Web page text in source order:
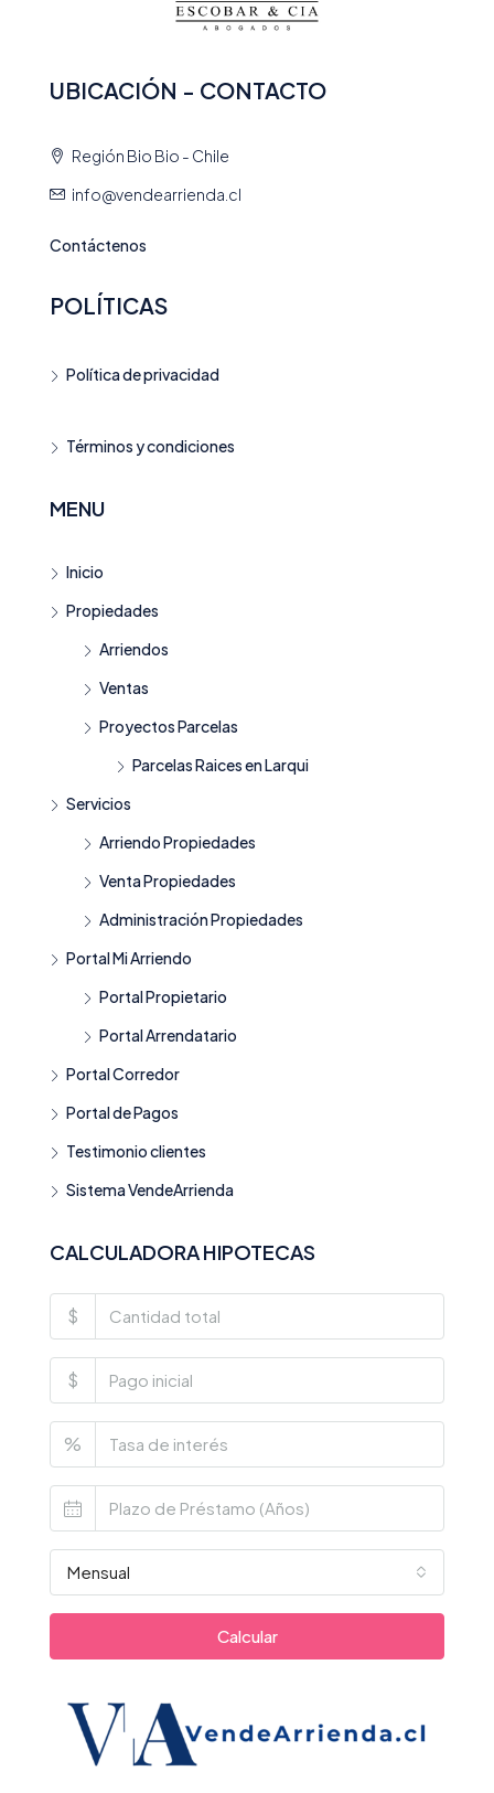
UBICACIÓN - CONTACTO
Región Bio Bio - Chile
info@vendearrienda.cl
Contáctenos
POLÍTICAS
Política de privacidad
Términos y condiciones
MENU
Inicio
Propiedades
Arriendos
Ventas
Proyectos Parcelas
Parcelas Raices en Larqui
Servicios
Arriendo Propiedades
Venta Propiedades
Administración Propiedades
Portal Mi Arriendo
Portal Propietario
Portal Arrendatario
Portal Corredor
Portal de Pagos
Testimonio clientes
Sistema VendeArrienda
CALCULADORA HIPOTECAS
$
$
%
Mensual
Calcular